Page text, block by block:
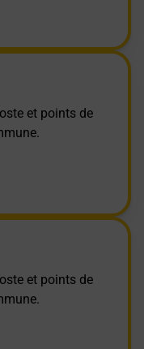
et points de
et points de